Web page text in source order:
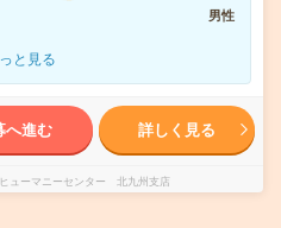
男性
と見る
へ進む 詳しく見る
ューマニーセンター 北九州支店